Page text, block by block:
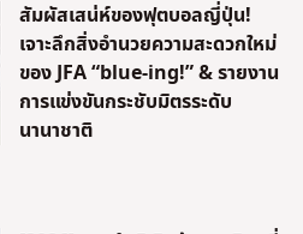
สัมผัสเสน่ห์ของฟุตบอลญี่ปุ่น!
เจาะลึกสิ่งอำนวยความสะดวกใหม่
ของ JFA “blue-ing!” & รายงาน
การแข่งขันกระชับมิตรระดับ
นานาชาติ